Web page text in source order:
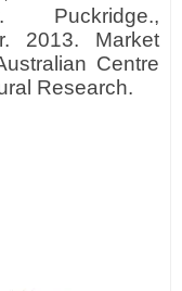
Puckridge.,
2013. Market
Centre
Research.